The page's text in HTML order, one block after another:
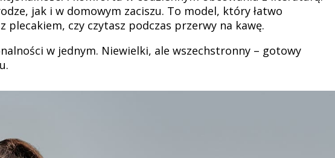
jak i w domowym zaciszu. To model, który łatwo
plecakiem, czy czytasz podczas przerwy na kawę.
w jednym. Niewielki, ale wszechstronny – gotowy